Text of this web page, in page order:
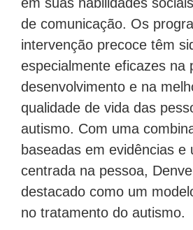
de comunicação. Os
intervenção precoce têm
especialmente eficazes na
desenvolvimento e na
qualidade de vida das
autismo. Com uma
baseadas em evidências e
centrada na pessoa,
destacado como um
no tratamento do autismo.